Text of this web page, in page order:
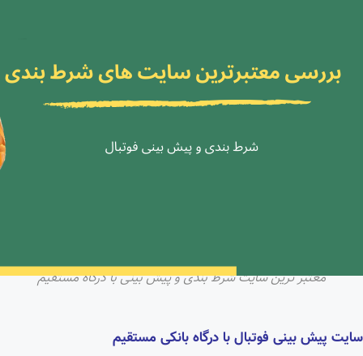
معتبر ترین سایت شرط بندی و پیش بینی با درگاه مستقیم
سایت پیش بینی فوتبال با درگاه بانکی مستقیم